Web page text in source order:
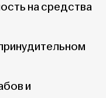
на средства
и